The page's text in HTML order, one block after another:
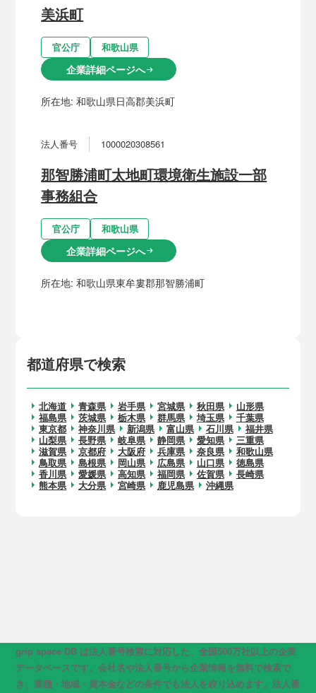
都道府県で検索
北海道 青森県 岩手県 宮城県 秋田県
山形県
福島県
茨城県 栃木県 群馬県 埼玉県
千葉県
東京都
神奈川県 新潟県 富山県 石川県
福井県
山梨県
長野県 岐阜県 静岡県 愛知県
三重県
滋賀県
京都府 大阪府 兵庫県 奈良県
和歌山県
鳥取県
島根県 岡山県 広島県 山口県
徳島県
香川県
愛媛県 高知県 福岡県 佐賀県
長崎県
熊本県
大分県 宮崎県 鹿児島県 沖縄県
美浜町
官公庁 和歌山県
企業詳細ページへarrow_right_alt
所在地:和歌山県日高郡美浜町
法人番号 1000020308561
那智勝浦町太地町環境衛生施設一部
事務組合
官公庁 和歌山県
企業詳細ページへarrow_right_alt
所在地:和歌山県東牟婁郡那智勝浦町
grip space DB は法人番号検索に対応した、全国500万社以上の企業
データベースです。会社名や法人番号から企業情報を無料で検索で
き、業種・地域・資本金などの条件でも法人を絞り込めます。法人番